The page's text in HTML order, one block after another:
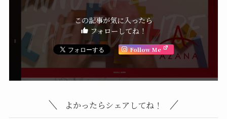
この記事が気に入ったら
フォローしてね！
Follow Me
よかったらシェアしてね！